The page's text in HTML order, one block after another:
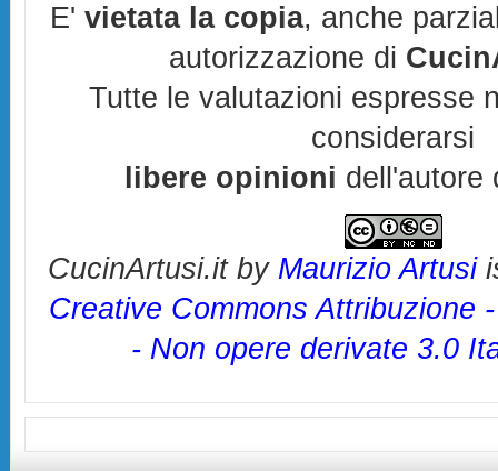
E'vietata la copia, anche
autorizzazione di
Tutte le valutazioni espresse
considerarsi
libere opinioni dell'autore
CucinArtusi.itby Maurizio Artusi
Creative Commons Attribuzione
- Non opere derivate 3.0